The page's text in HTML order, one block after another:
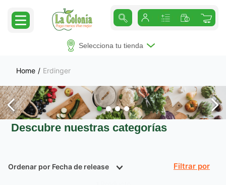
Selecciona tu tienda
Erdinger
Descubre nuestras categorías
Ordenar por Fecha de release